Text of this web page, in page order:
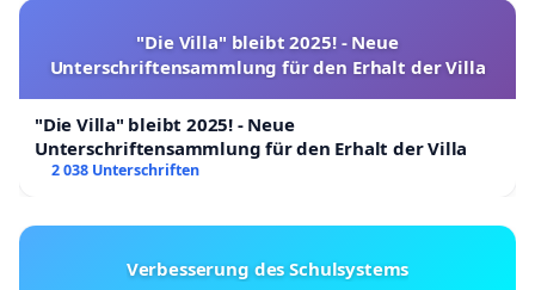
"Die Villa" bleibt 2025! - Neue
Unterschriftensammlung für den Erhalt der Villa
"Die Villa" bleibt 2025! - Neue
Unterschriftensammlung für den Erhalt der Villa
2 038 Unterschriften
Verbesserung des Schulsystems